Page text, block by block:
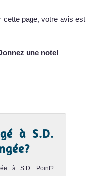
spots sous-marins
Il consiste en une
cette page, votre avis est
une note!
à S.D.
à S.D. Point?